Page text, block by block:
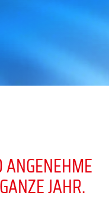
ANGENEHME
JAHR.